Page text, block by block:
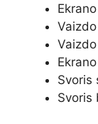
Svoris
Svoris